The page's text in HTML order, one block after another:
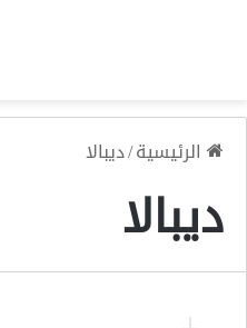
الرئيسية/ديبالا
ديبالا